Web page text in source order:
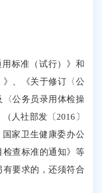
标准（试行）》和
》、《关于修订〈公
公务员录用体检操
（ 人社部发〔2016 〕
家卫生健康委办公
查标准的通知》等
要求的，还须符合